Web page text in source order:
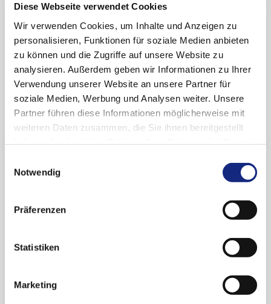
Diese Webseite verwendet Cookies
Wir verwenden Cookies, um Inhalte und Anzeigen zu
personalisieren, Funktionen für soziale Medien anbieten
zu können und die Zugriffe auf unsere Website zu
analysieren. Außerdem geben wir Informationen zu Ihrer
Verwendung unserer Website an unsere Partner für
soziale Medien, Werbung und Analysen weiter. Unsere
Partner führen diese Informationen möglicherweise mit
weiteren Daten zusammen, die Sie ihnen bereitgestellt
Cookies, wenn Sie unsere Webseite weiterhin
Notwendig
Präferenzen
Statistiken
Marketing
Frauen im gebärfähigen Alter mit Multipler
Sklerose
Meldungen aus BfArM und PEI
PRAC-Empfehlungen im Rahmen von EU-
Referral-Verfahren – Oktober bis Dezember
2024
Ausgaben finden Sie unter folgenden Links:
www.pei.de/bulletin-sicherheit